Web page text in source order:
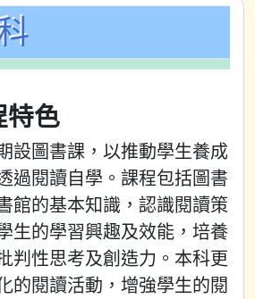
特色
圖書課，以推動學生養成
過閱讀自學。課程包括圖書
館的基本知識，認識閱讀策
生的學習興趣及效能，培養
判性思考及創造力。本科更
的閱讀活動，增強學生的閱